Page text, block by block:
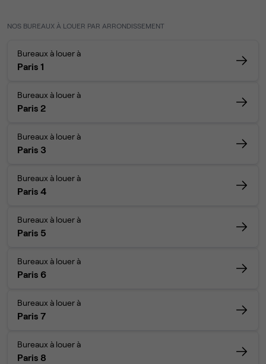
NOS BUREAUX À LOUER PAR ARRONDISSEMENT
Bureaux à louer à
Paris 1
Bureaux à louer à
Paris 2
Bureaux à louer à
Paris 3
Bureaux à louer à
Paris 4
Bureaux à louer à
Paris 5
Bureaux à louer à
Paris 6
Bureaux à louer à
Paris 7
Bureaux à louer à
Paris 8